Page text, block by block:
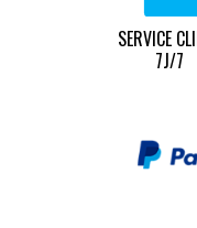
SERVICE
7J/7